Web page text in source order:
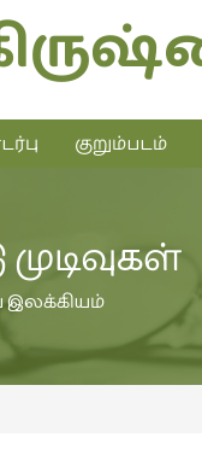
குறும்படம்
இலக்கியம்